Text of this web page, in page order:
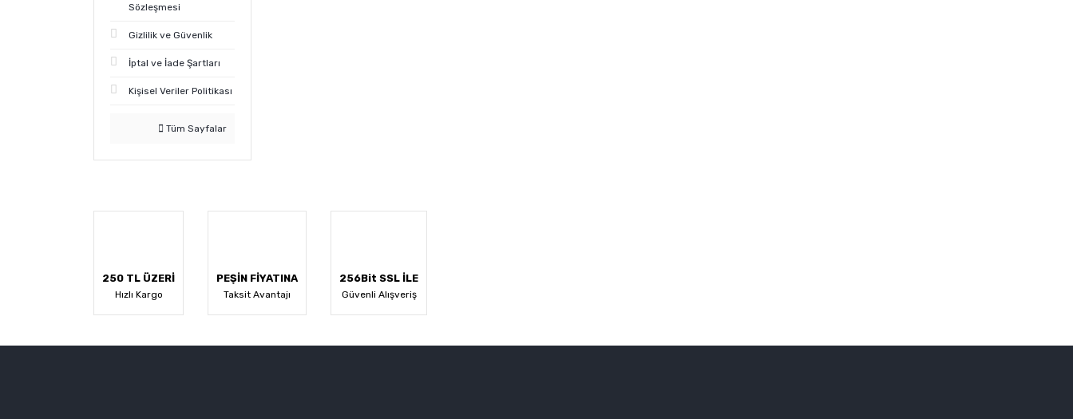
Sözleşmesi
Gizlilik ve Güvenlik
İptal ve İade Şartları
Kişisel Veriler Politikası
Tüm Sayfalar
250 TL ÜZERİ
Hızlı Kargo
PEŞİN FİYATINA
Taksit Avantajı
256Bit SSL İLE
Güvenli Alışveriş